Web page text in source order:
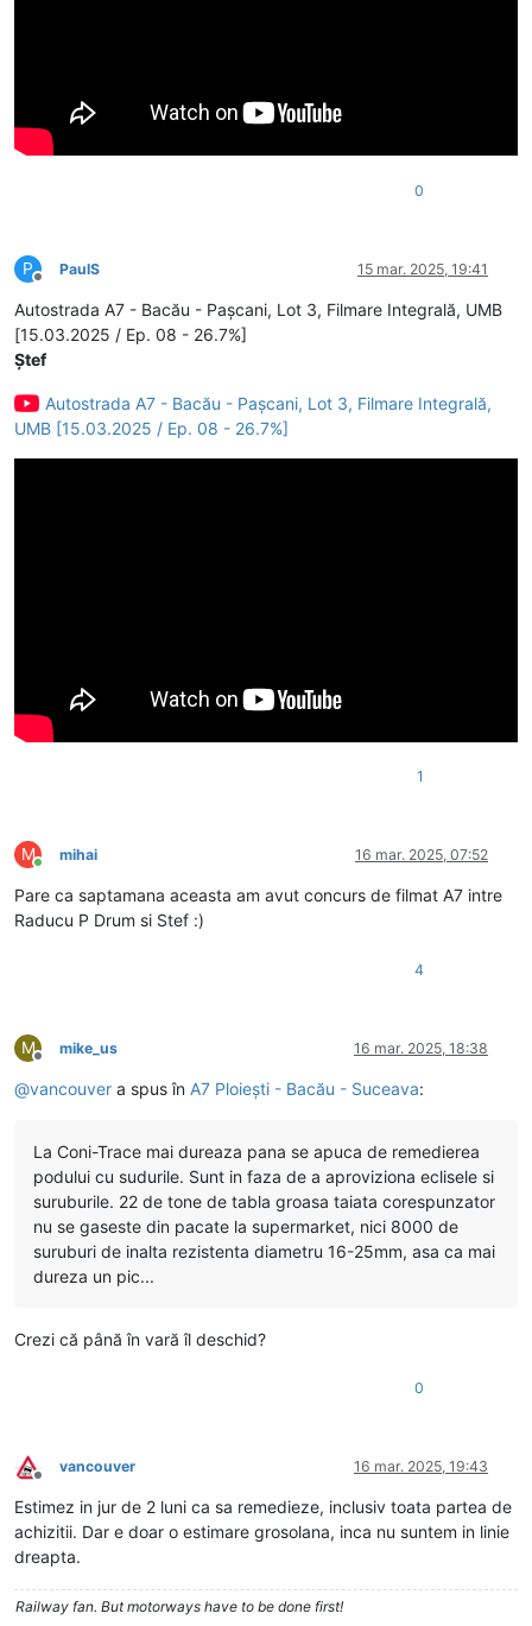
0
P
Deconectat
PaulS 15 mar. 2025, 19:41
Autostrada A7 - Bacău - Pașcani, Lot 3, Filmare Integrală, UMB
[15.03.2025 / Ep. 08 - 26.7%]
Ștef
Autostrada A7 - Bacău - Pașcani, Lot 3, Filmare Integrală,
UMB [15.03.2025 / Ep. 08 - 26.7%]
1
M
Conectat
mihai 16 mar. 2025, 07:52
Pare ca saptamana aceasta am avut concurs de filmat A7 intre
Raducu P Drum si Stef :)
4
M
Deconectat
mike_us 16 mar. 2025, 18:38
@vancouver a spus în A7 Ploiești - Bacău - Suceava:
La Coni-Trace mai dureaza pana se apuca de remedierea
podului cu sudurile. Sunt in faza de a aproviziona eclisele si
suruburile. 22 de tone de tabla groasa taiata corespunzator
nu se gaseste din pacate la supermarket, nici 8000 de
suruburi de inalta rezistenta diametru 16-25mm, asa ca mai
dureza un pic...
Crezi că până în vară îl deschid?
0
Deconectat
vancouver 16 mar. 2025, 19:43
Estimez in jur de 2 luni ca sa remedieze, inclusiv toata partea de
achizitii. Dar e doar o estimare grosolana, inca nu suntem in linie
dreapta.
Railway fan. But motorways have to be done first!